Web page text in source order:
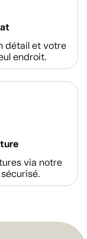
détail et votre
endroit.
via notre